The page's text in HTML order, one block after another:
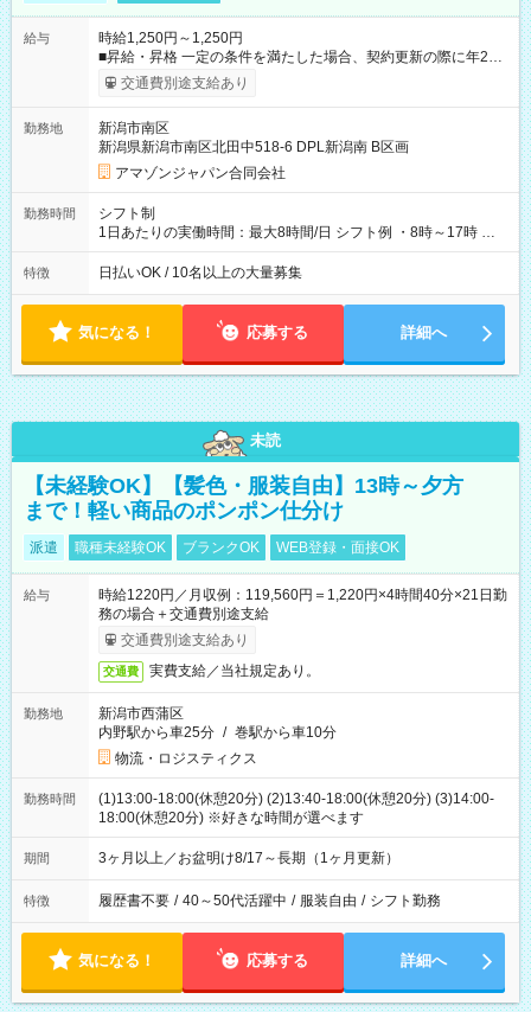
給与
時給1,250円～1,250円
■昇給・昇格 一定の条件を満たした場合、契約更新の際に年2回
まで昇給の機会があります。 ■正社員登用制度あり ※月末締/翌
月25日支払い ※時間外手当、別途支給 ※深夜割増賃金 (22:00～
☆Amazon直雇用で安定して働けます！ 【試用期間】試用期間
あり 試用期間の長さ：1週間 雇用形態、給与は本採用時と同じ
です。
交通費別途支給あり
勤務地
新潟市南区
新潟県新潟市南区北田中518-6 DPL新潟南 B区画
アマゾンジャパン合同会社
勤務時間
シフト制
1日あたりの実働時間：最大8時間/日 シフト例 ・8時～17時 ・
12時～21時
特徴 日払いOK / 10名以上の大量募集
気になる！ 応募する 詳細へ
未読
【未経験OK】【髪色・服装自由】13時～夕方
まで！軽い商品のポンポン仕分け
派遣 職種未経験OK ブランクOK WEB登録・面接OK
給与
時給1220円／月収例：119,560円＝1,220円×4時間40分×21日勤
務の場合＋交通費別途支給
交通費別途支給あり
交通費 実費支給／当社規定あり。
勤務地
新潟市西蒲区
内野駅から車25分 / 巻駅から車10分
物流・ロジスティクス
勤務時間
(1)13:00-18:00(休憩20分) (2)13:40-18:00(休憩20分) (3)14:00-
18:00(休憩20分) ※好きな時間が選べます
期間 3ヶ月以上／お盆明け8/17～長期（1ヶ月更新）
特徴 履歴書不要 / 40～50代活躍中 / 服装自由 / シフト勤務
気になる！ 応募する 詳細へ